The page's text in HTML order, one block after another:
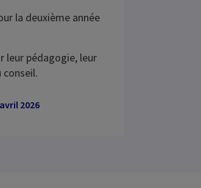
la deuxième année
leur pédagogie, leur
2026